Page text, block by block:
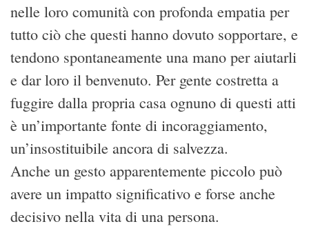
nelle loro comunità con profonda empatia per
tutto ciò che questi hanno dovuto sopportare, e
tendono spontaneamente una mano per aiutarli
e dar loro il benvenuto. Per gente costretta a
fuggire dalla propria casa ognuno di questi atti
è un’importante fonte di incoraggiamento,
un’insostituibile ancora di salvezza.
Anche un gesto apparentemente piccolo può
avere un impatto significativo e forse anche
decisivo nella vita di una persona.